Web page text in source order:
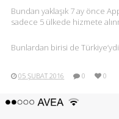
Bundan yaklaşık 7 ay önce
sadece 5 ülkede hizmete
Bunlardan birisi de
05 ŞUBAT 2016 0 0